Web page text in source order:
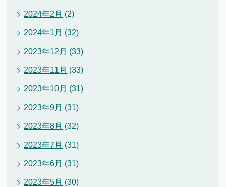
2024年2月 (2)
2024年1月 (32)
2023年12月 (33)
2023年11月 (33)
2023年10月 (31)
2023年9月 (31)
2023年8月 (32)
2023年7月 (31)
2023年6月 (31)
2023年5月 (30)